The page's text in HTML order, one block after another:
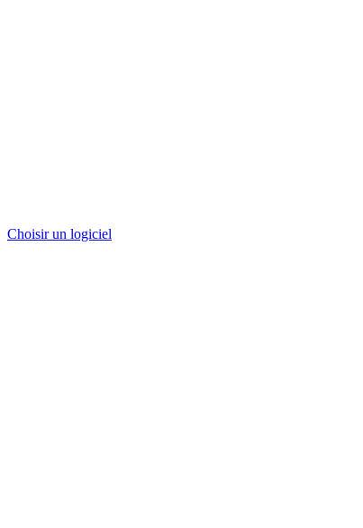
Choisir un logiciel